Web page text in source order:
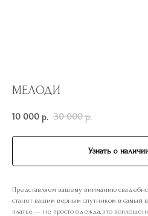
МЕЛОДИ
10 000 р. 30 000 р.
Узнать о
Представляем вашему вниманию
станет вашим верным спутником в
платье — не просто одежда, это